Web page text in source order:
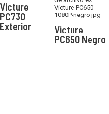
Victure
PC730
Exterior
Victure
PC650 Negro